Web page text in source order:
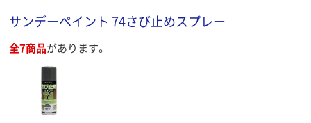
サンデーペイント 74さび止めスプレー
全7商品があります。